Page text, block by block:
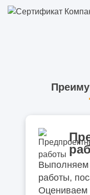
Выполняем
работы,
Оцениваем